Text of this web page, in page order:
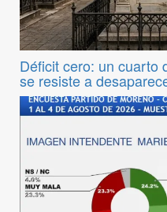
Déficit cero: un cuarto
se resiste a